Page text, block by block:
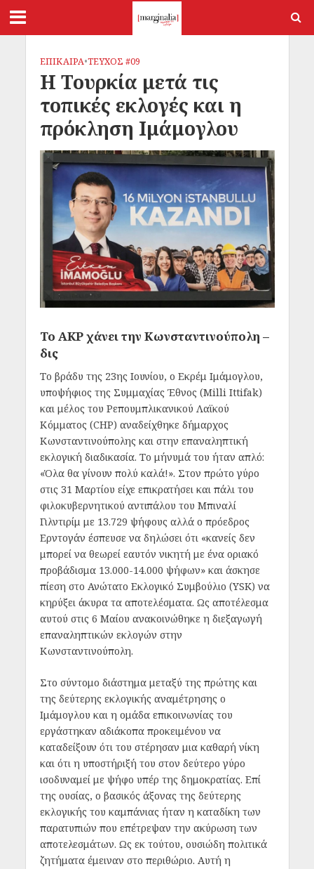
ΕΠΙΚΑΙΡΑ•ΤΕΥΧΟΣ #09
Η Τουρκία μετά τις
τοπικές εκλογές και η
πρόκληση Ιμάμογλου
Το AKP χάνει την Κωνσταντινούπολη –
δις
Το βράδυ της 23ης Ιουνίου, ο Εκρέμ Ιμάμογλου,
υποψήφιος της Συμμαχίας Έθνος (Milli Ittifak)
και μέλος του Ρεπουμπλικανικού Λαϊκού
Κόμματος (CHP) αναδείχθηκε δήμαρχος
Κωνσταντινούπολης και στην επαναληπτική
εκλογική διαδικασία. Το μήνυμά του ήταν απλό:
«Όλα θα γίνουν πολύ καλά!». Στον πρώτο γύρο
στις 31 Μαρτίου είχε επικρατήσει και πάλι του
φιλοκυβερνητικού αντιπάλου του Μπιναλί
Γιλντιρίμ με 13.729 ψήφους αλλά ο πρόεδρος
Ερντογάν έσπευσε να δηλώσει ότι «κανείς δεν
μπορεί να θεωρεί εαυτόν νικητή με ένα οριακό
προβάδισμα 13.000-14.000 ψήφων» και άσκησε
πίεση στο Ανώτατο Εκλογικό Συμβούλιο (YSK) να
κηρύξει άκυρα τα αποτελέσματα. Ως αποτέλεσμα
αυτού στις 6 Μαίου ανακοινώθηκε η διεξαγωγή
επαναληπτικών εκλογών στην
Κωνσταντινούπολη.
Στο σύντομο διάστημα μεταξύ της πρώτης και
της δεύτερης εκλογικής αναμέτρησης ο
Ιμάμογλου και η ομάδα επικοινωνίας του
εργάστηκαν αδιάκοπα προκειμένου να
καταδείξουν ότι του στέρησαν μια καθαρή νίκη
και ότι η υποστήριξή του στον δεύτερο γύρο
ισοδυναμεί με ψήφο υπέρ της δημοκρατίας. Επί
της ουσίας, ο βασικός άξονας της δεύτερης
εκλογικής του καμπάνιας ήταν η καταδίκη των
παρατυπιών που επέτρεψαν την ακύρωση των
αποτελεσμάτων. Ως εκ τούτου, ουσιώδη πολιτικά
ζητήματα έμειναν στο περιθώριο. Αυτή η